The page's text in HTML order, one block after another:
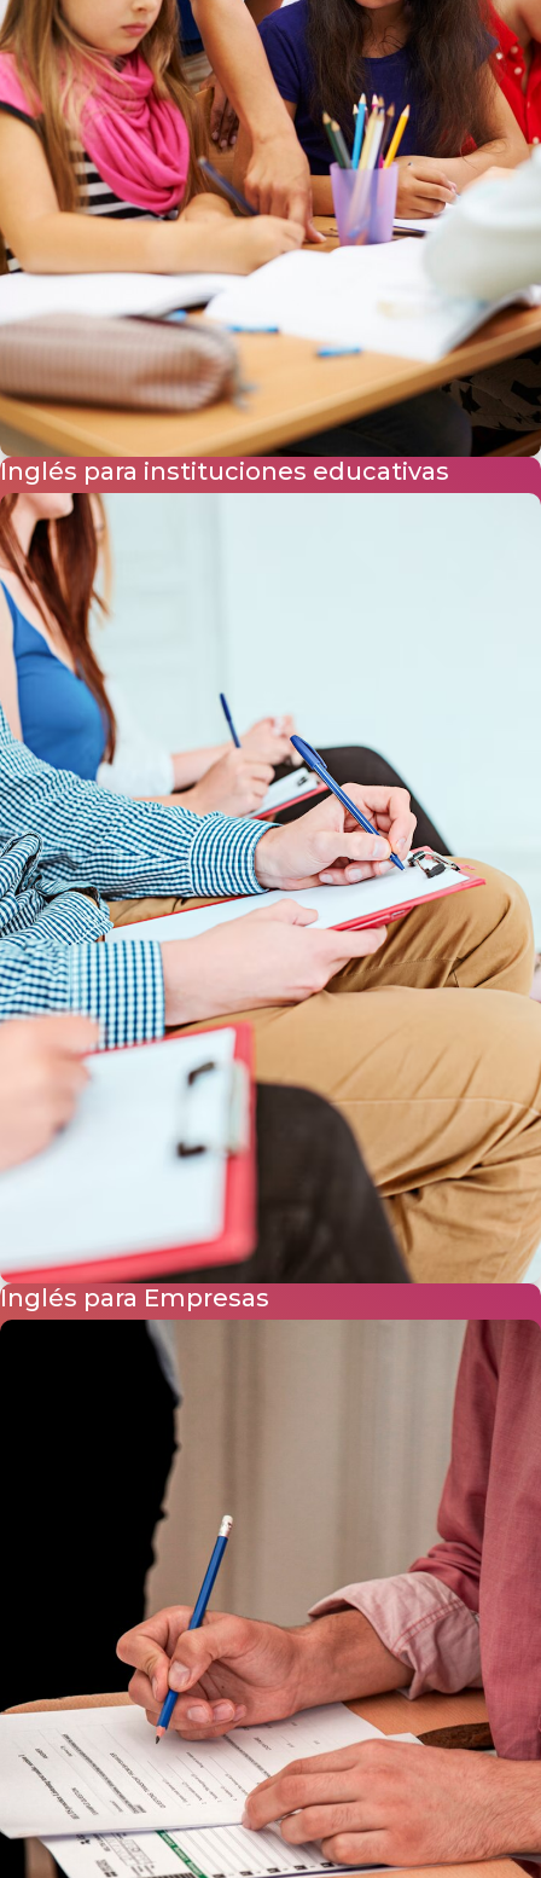
Inglés para instituciones educativas
Con nuestro servicio de inglés para colegios, los y las
estudiantes aprenden el idioma de forma natural y adquieren las
habilidades comunicativas necesarias para certificar su nivel de
inglés según el Marco Común Europeo de Referencia (MCER).
+ INFO
Inglés para Empresas
En el área corporativa, ofrecemos cursos in-company o en sede
para distintas empresas que desean capacitar a sus
colaboradores en el idioma inglés. Nuestros estudiantes
también cuentan con la posibilidad de preparar y rendir los
Exámenes Oficiales Internacionales Pearson (PTE) y obtener de
este modo una certificación internacional de su competencia